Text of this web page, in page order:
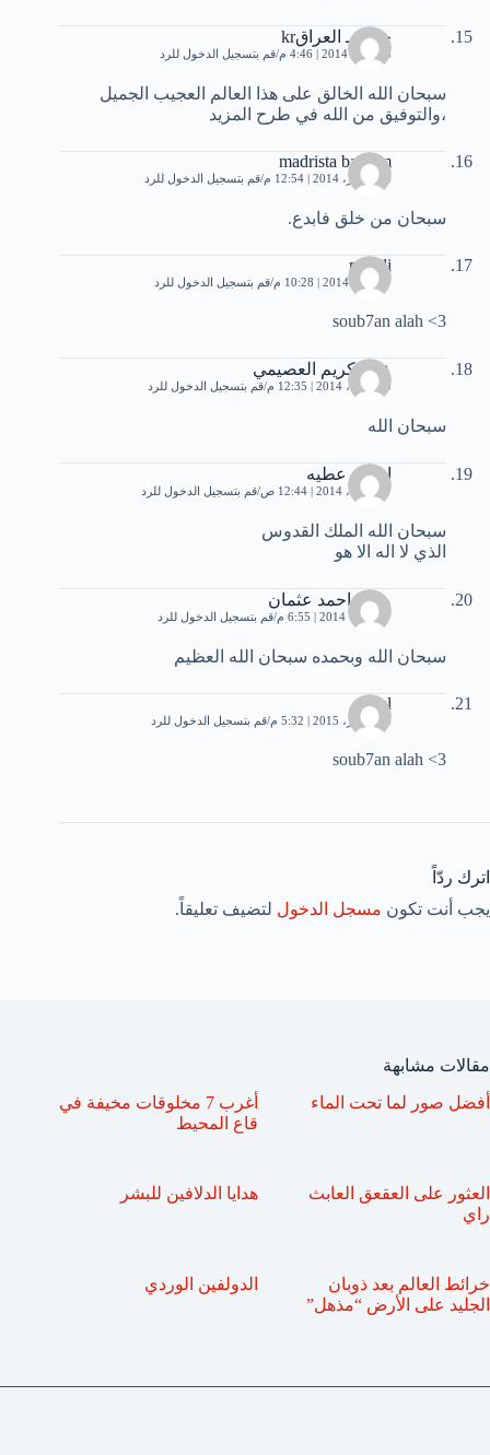
خضر ـ العراقkr
23 يناير، 2014 | 4:46 م قم بتسجيل الدخول للرد
سبحان الله الخالق على هذا العالم العجيب الجميل
،والتوفيق من الله في طرح المزيد
madrista bassem
14 فبراير، 2014 | 12:54 م قم بتسجيل الدخول للرد
سبحان من خلق فابدع.
mehdi
7 أبريل، 2014 | 10:28 م قم بتسجيل الدخول للرد
soub7an alah <3
عبدالكريم العصيمي
20 أبريل، 2014 | 12:35 م قم بتسجيل الدخول للرد
سبحان الله
اسلام عطيه
27 أبريل، 2014 | 12:44 ص قم بتسجيل الدخول للرد
سبحان الله الملك القدوس
الذي لا اله الا هو
مريم احمد عثمان
7 أكتوبر، 2014 | 6:55 م قم بتسجيل الدخول للرد
سبحان الله وبحمده سبحان الله العظيم
anfel
26 أكتوبر، 2015 | 5:32 م قم بتسجيل الدخول للرد
soub7an alah <3
اترك ردّاً
يجب أنت تكون مسجل الدخول لتضيف تعليقاً.
مقالات مشابهة
أفضل صور لما تحت الماء
أغرب 7 مخلوقات مخيفة في
قاع المحيط
العثور على العقعق العابث
راي
هدايا الدلافين للبشر
خرائط العالم بعد ذوبان
الجليد على الأرض “مذهل”
الدولفين الوردي